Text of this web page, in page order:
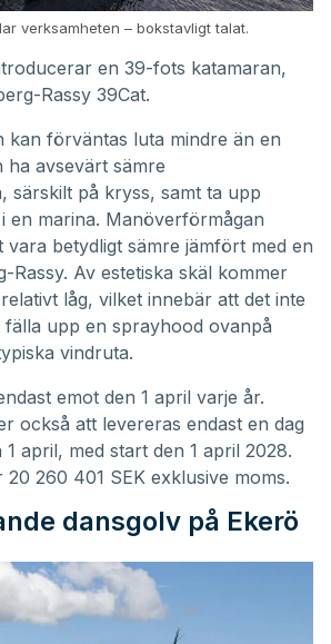
verksamheten – bokstavligt talat.
en 39-fots katamaran,
Rassy 39Cat.
kan förväntas luta mindre än en
ha avsevärt sämre
särskilt på kryss, samt ta upp
en marina. Manöverförmågan
vara betydligt sämre jämfört med en
Rassy. Av estetiska skäl kommer
låg, vilket innebär att det inte
upp en sprayhood ovanpå
vindruta.
emot den 1 april varje år.
också att levereras endast en dag
april, med start den 1 april 2028.
20 260 401 SEK exklusive moms.
dansgolv på Ekerö